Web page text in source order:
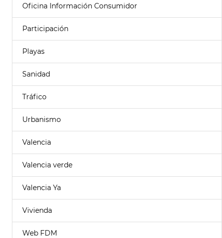
Oficina Información Consumidor
Participación
Playas
Sanidad
Tráfico
Urbanismo
Valencia
Valencia verde
Valencia Ya
Vivienda
Web FDM